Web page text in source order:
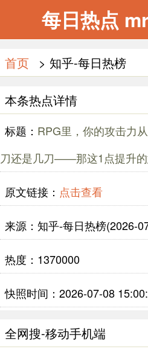
每日热点
首页 > 知乎-每日热榜
本条热点详情
标题： RPG里，你的攻击力
刀还是几刀——那这1点提升的
原文链接： 点击查看
来源：知乎-每日热榜(2026-
热度：1370000
快照时间：2026-07-08
全网搜-移动手机端